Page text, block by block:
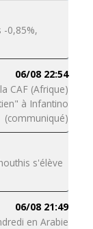
-0,85%,
06/08 22:54
CAF (Afrique)
à Infantino
(communiqué)
s'élève
06/08 21:49
en Arabie